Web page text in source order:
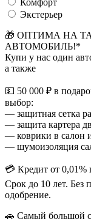
Экстерьер
🎁 ОПТИМА НА
АВТОМОБИЛЬ!*
Купи у нас один
а также
💵 50 000 ₽ в
выбор:
— защитная сетка
— защита картера
— коврики в салон
— шумоизоляция
💳 Кредит от 0,01%
Срок до 10 лет. Без
одобрение.
🚗 Самый большой